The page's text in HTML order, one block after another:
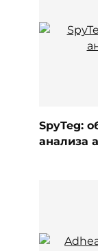
SpyTeg:
анализа